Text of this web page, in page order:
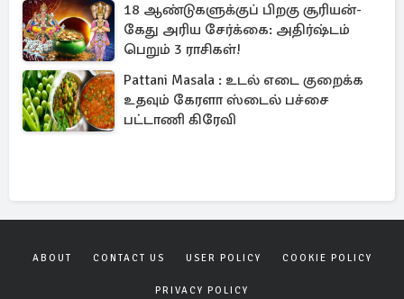
18 ஆண்டுகளுக்குப் பிறகு சூரியன்-
கேது அரிய சேர்க்கை: அதிர்ஷ்டம்
பெறும் 3 ராசிகள்!
Pattani Masala : உடல் எடை குறைக்க
உதவும் கேரளா ஸ்டைல் பச்சை
பட்டாணி கிரேவி
ABOUT CONTACT US USER POLICY COOKIE POLICY
PRIVACY POLICY